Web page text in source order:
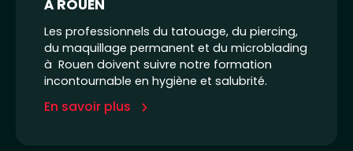
À ROUEN
Les professionnels du tatouage, du piercing,
du maquillage permanent et du microblading
à Rouen doivent suivre notre formation
incontournable en hygiène et salubrité.
En savoir plus